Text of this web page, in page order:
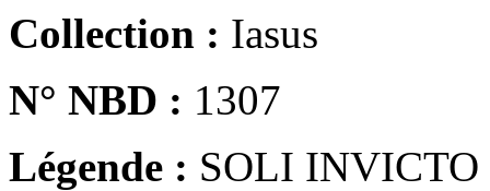
Collection : Iasus
N° NBD : 1307
Légende : SOLI